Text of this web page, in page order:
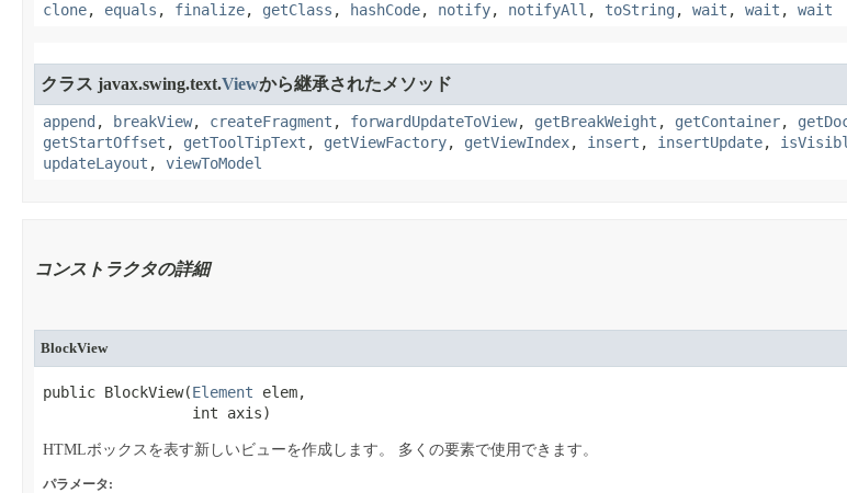
clone, equals , finalize, getClass , hashCode, notify, notifyAll , toString , wait , wait , wait
クラス javax.swing.text.Viewから継承されたメソッド
append , breakView, createFragment , forwardUpdateToView, getBreakWeight , getContainer,
getStartOffset , getToolTipText , getViewFactory, getViewIndex, insert , insertUpdate,
updateLayout , viewToModel
コンストラクタの詳細
BlockView
public BlockView​(Element elem,
                 int axis)
HTMLボックスを表す新しいビューを作成します。 多くの要素で使用できます。
パラメータ: